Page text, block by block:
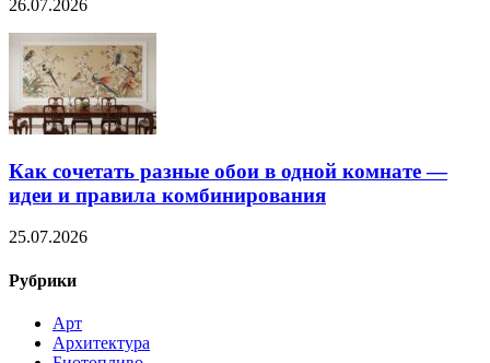
26.07.2026
Как сочетать разные обои в одной комнате —
идеи и правила комбинирования
25.07.2026
Рубрики
Арт
Архитектура